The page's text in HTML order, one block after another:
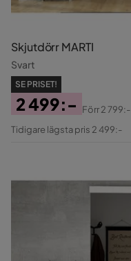
Skjutdörr MARTI
Svart
SE PRISET!
Pris
2 499:-
Original
Förr2 799:-
Tidigare lägsta pris 2 499:-